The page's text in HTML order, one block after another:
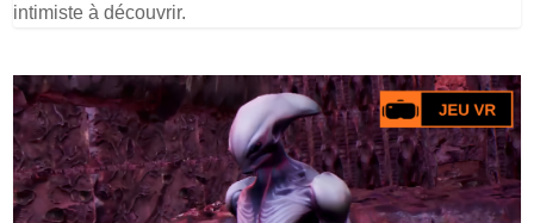
intimiste à découvrir.